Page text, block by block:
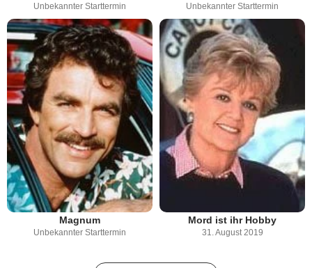
Unbekannter Starttermin Unbekannter Starttermin
Magnum
Unbekannter Starttermin
Mord ist ihr Hobby
31. August 2019